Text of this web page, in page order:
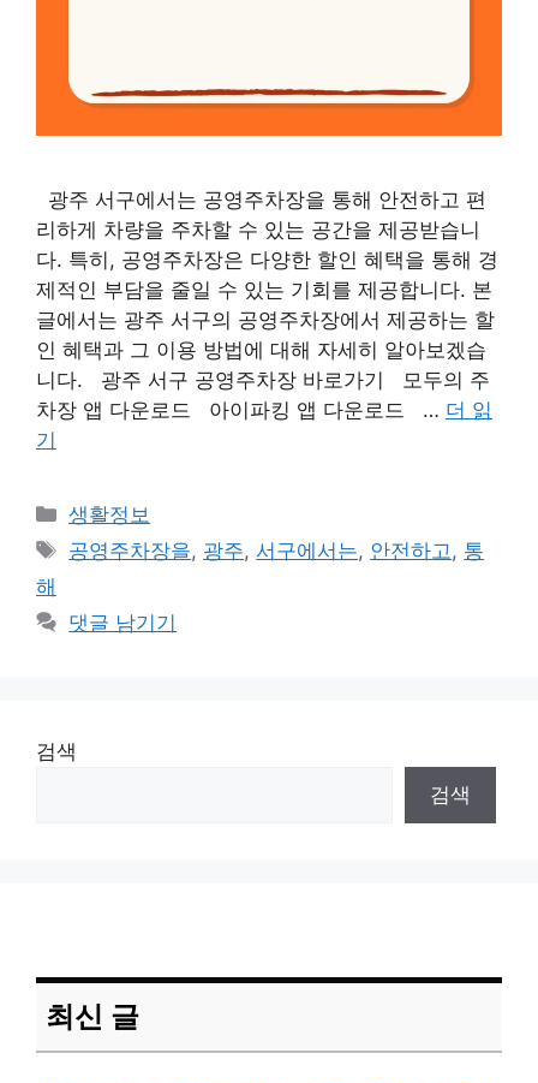
광주 서구에서는 공영주차장을 통해 안전하고 편
리하게 차량을 주차할 수 있는 공간을 제공받습니
다. 특히, 공영주차장은 다양한 할인 혜택을 통해 경
제적인 부담을 줄일 수 있는 기회를 제공합니다. 본
글에서는 광주 서구의 공영주차장에서 제공하는 할
인 혜택과 그 이용 방법에 대해 자세히 알아보겠습
니다. 광주 서구 공영주차장 바로가기 모두의 주
차장 앱 다운로드 아이파킹 앱 다운로드 … 더 읽
기
카
테
생활정보
태
공영주차장을, 광주, 서구에서는, 안전하고, 통
해
댓글 남기기
검색
검색
최신 글